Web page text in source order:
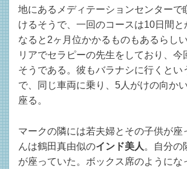
日:
地にあるメディテーションセンターで
けるそうで、一回のコースは10日間と
なると2ヶ月位かかるものもあるらし
リアでセラピーの先生をしており、今
そうである。彼もバラナシに行くとい
で、同じ車両に乗り、5人がけの向か
座る。
マークの隣には若夫婦とその子供が座
んは鶴田真由似のインド美人 。自分の
が座っていた。ボックス席のようにな